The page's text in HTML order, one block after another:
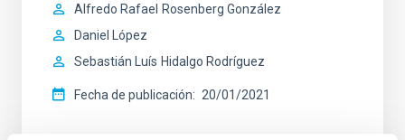
Alfredo Rafael
Rosenberg González
Daniel López
Sebastián Luís Hidalgo Rodríguez
Fecha de publicación 20/01/2021